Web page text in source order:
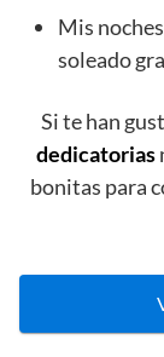
Mis
soleado
Si te han
dedicatorias
bonitas para